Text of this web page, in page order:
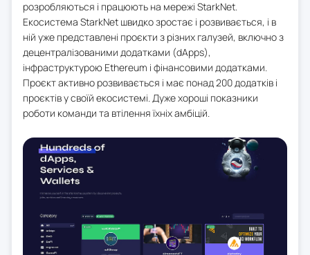
розробляються і працюють на мережі StarkNet.
Екосистема StarkNet швидко зростає і розвивається, і в
ній уже представлені проєкти з різних галузей, включно з
децентралізованими додатками (dApps),
інфраструктурою Ethereum і фінансовими додатками.
Проєкт активно розвивається і має понад 200 додатків і
проєктів у своїй екосистемі. Дуже хороші показники
роботи команди та втілення їхніх амбіцій.